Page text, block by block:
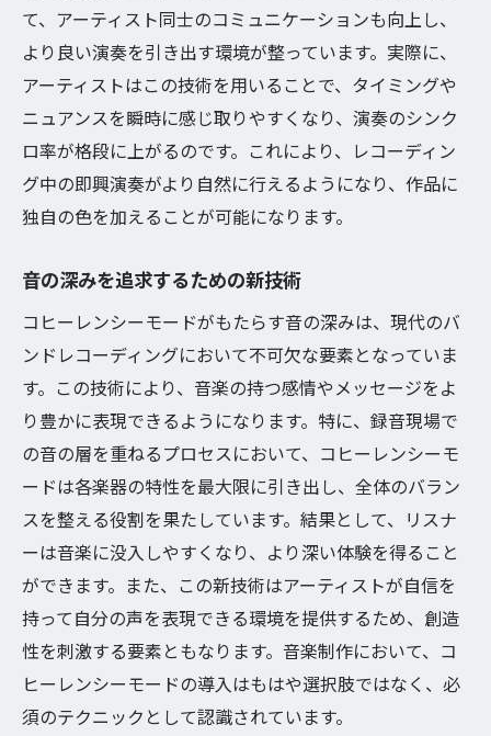
て、アーティスト同士のコミュニケーションも向上し、
より良い演奏を引き出す環境が整っています。実際に、
アーティストはこの技術を用いることで、タイミングや
ニュアンスを瞬時に感じ取りやすくなり、演奏のシンク
ロ率が格段に上がるのです。これにより、レコーディン
グ中の即興演奏がより自然に行えるようになり、作品に
独自の色を加えることが可能になります。
音の深みを追求するための新技術
コヒーレンシーモードがもたらす音の深みは、現代のバ
ンドレコーディングにおいて不可欠な要素となっていま
す。この技術により、音楽の持つ感情やメッセージをよ
り豊かに表現できるようになります。特に、録音現場で
の音の層を重ねるプロセスにおいて、コヒーレンシーモ
ードは各楽器の特性を最大限に引き出し、全体のバラン
スを整える役割を果たしています。結果として、リスナ
ーは音楽に没入しやすくなり、より深い体験を得ること
ができます。また、この新技術はアーティストが自信を
持って自分の声を表現できる環境を提供するため、創造
性を刺激する要素ともなります。音楽制作において、コ
ヒーレンシーモードの導入はもはや選択肢ではなく、必
須のテクニックとして認識されています。